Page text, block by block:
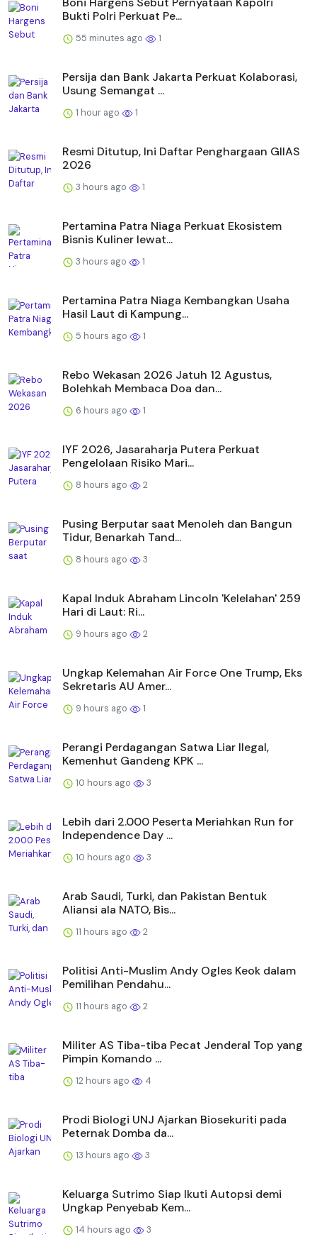
Bukti Polri Perkuat Pe...
55 minutes ago 1
Persija dan Bank Jakarta Perkuat Kolaborasi,
Usung Semangat ...
1 hour ago 1
Resmi Ditutup, Ini Daftar Penghargaan GIIAS
2026
3 hours ago 1
Pertamina Patra Niaga Perkuat Ekosistem
Bisnis Kuliner lewat...
3 hours ago 1
Pertamina Patra Niaga Kembangkan Usaha
Hasil Laut di Kampung...
5 hours ago 1
Rebo Wekasan 2026 Jatuh 12 Agustus,
Bolehkah Membaca Doa dan...
6 hours ago 1
IYF 2026, Jasaraharja Putera Perkuat
Pengelolaan Risiko Mari...
8 hours ago 2
Pusing Berputar saat Menoleh dan Bangun
Tidur, Benarkah Tand...
8 hours ago 3
Kapal Induk Abraham Lincoln 'Kelelahan' 259
Hari di Laut: Ri...
9 hours ago 2
Ungkap Kelemahan Air Force One Trump, Eks
Sekretaris AU Amer...
9 hours ago 1
Perangi Perdagangan Satwa Liar Ilegal,
Kemenhut Gandeng KPK ...
10 hours ago 3
Lebih dari 2.000 Peserta Meriahkan Run for
Independence Day ...
10 hours ago 3
Arab Saudi, Turki, dan Pakistan Bentuk
Aliansi ala NATO, Bis...
11 hours ago 2
Politisi Anti-Muslim Andy Ogles Keok dalam
Pemilihan Pendahu...
11 hours ago 2
Militer AS Tiba-tiba Pecat Jenderal Top yang
Pimpin Komando ...
12 hours ago 4
Prodi Biologi UNJ Ajarkan Biosekuriti pada
Peternak Domba da...
13 hours ago 3
Keluarga Sutrimo Siap Ikuti Autopsi demi
Ungkap Penyebab Kem...
14 hours ago 3